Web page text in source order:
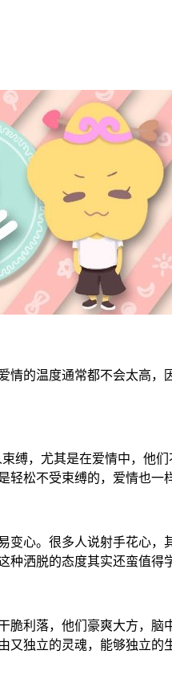
的温度通常都不会太高
，尤其是在爱情中，他
松不受束缚的，爱情也一
心。很多人说射手花心
洒脱的态度其实还蛮值得
利落，他们豪爽大方，
独立的灵魂，能够独立的